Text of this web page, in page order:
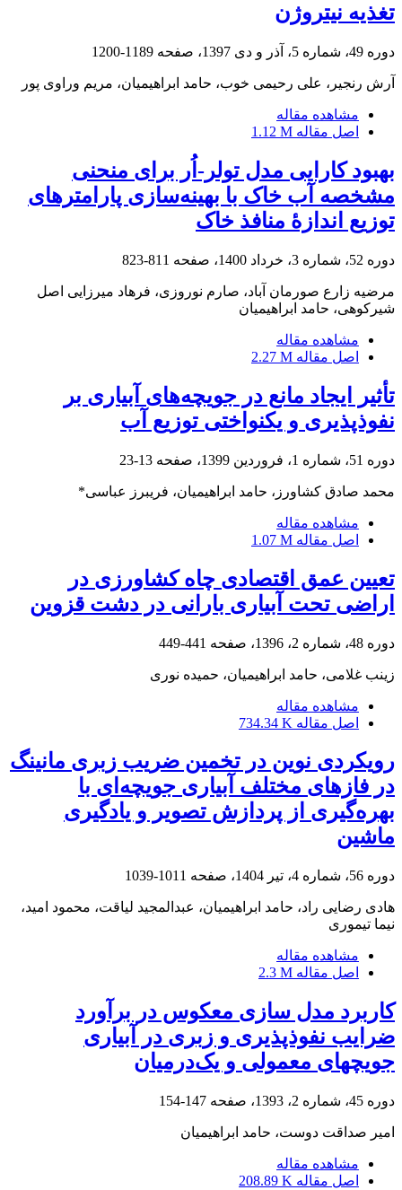
تغذیه نیتروژن
دوره 49، شماره 5، آذر و دی 1397، صفحه 1189-1200
آرش رنجیر، علی رحیمی خوب، حامد ابراهیمیان، مریم وراوی پور
مشاهده مقاله
اصل مقاله 1.12 M
بهبود کارایی مدل تولر-اُر برای منحنی
مشخصه آب خاک با بهینه‌سازی پارامترهای
توزیع اندازۀ منافذ خاک
دوره 52، شماره 3، خرداد 1400، صفحه 811-823
مرضیه زارع صورمان آباد، صارم نوروزی، فرهاد میرزایی اصل
شیرکوهی، حامد ابراهیمیان
مشاهده مقاله
اصل مقاله 2.27 M
تأثیر ایجاد مانع در جویچه‌های آبیاری بر
نفوذپذیری و یکنواختی توزیع آب
دوره 51، شماره 1، فروردین 1399، صفحه 13-23
محمد صادق کشاورز، حامد ابراهیمیان، فریبرز عباسی*
مشاهده مقاله
اصل مقاله 1.07 M
تعیین عمق اقتصادی چاه کشاورزی در
اراضی تحت آبیاری بارانی در دشت قزوین
دوره 48، شماره 2، 1396، صفحه 441-449
زینب غلامی، حامد ابراهیمیان، حمیده نوری
مشاهده مقاله
اصل مقاله 734.34 K
رویکردی نوین در تخمین ضریب زبری مانینگ
در فازهای مختلف آبیاری جویچه‌ای با
بهره‌گیری از پردازش تصویر و یادگیری
ماشین
دوره 56، شماره 4، تیر 1404، صفحه 1011-1039
هادی رضایی راد، حامد ابراهیمیان، عبدالمجید لیاقت، محمود امید،
نیما تیموری
مشاهده مقاله
اصل مقاله 2.3 M
کاربرد مدل‏ سازی معکوس در برآورد
ضرایب نفوذپذیری و زبری در آبیاری
جویچه‏ای معمولی و یک‌درمیان
دوره 45، شماره 2، 1393، صفحه 147-154
امیر صداقت دوست، حامد ابراهیمیان
مشاهده مقاله
اصل مقاله 208.89 K